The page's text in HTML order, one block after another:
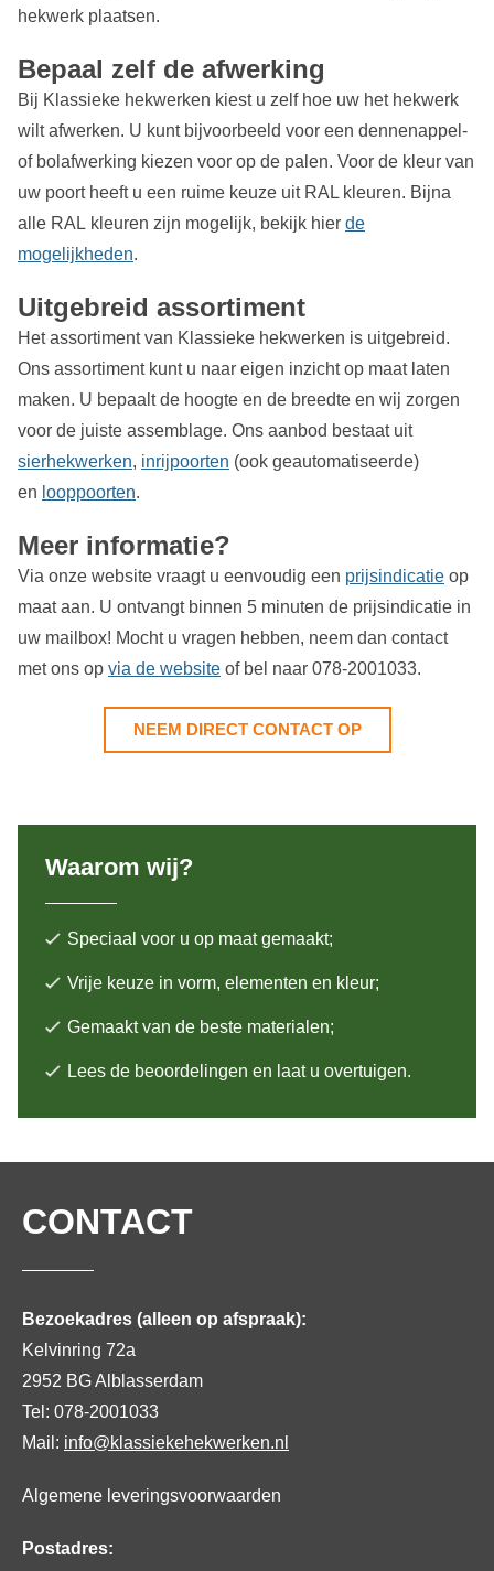
hekwerk plaatsen.
Bepaal zelf de afwerking
Bij Klassieke hekwerken kiest u zelf hoe uw het hekwerk
wilt afwerken. U kunt bijvoorbeeld voor een dennenappel-
of bolafwerking kiezen voor op de palen. Voor de kleur van
uw poort heeft u een ruime keuze uit RAL kleuren. Bijna
alle RAL kleuren zijn mogelijk, bekijk hier de
mogelijkheden.
Uitgebreid assortiment
Het assortiment van Klassieke hekwerken is uitgebreid.
Ons assortiment kunt u naar eigen inzicht op maat laten
maken. U bepaalt de hoogte en de breedte en wij zorgen
voor de juiste assemblage. Ons aanbod bestaat uit
sierhekwerken, inrijpoorten (ook geautomatiseerde)
en looppoorten.
Meer informatie?
Via onze website vraagt u eenvoudig een prijsindicatie op
maat aan. U ontvangt binnen 5 minuten de prijsindicatie in
uw mailbox! Mocht u vragen hebben, neem dan contact
met ons op via de website of bel naar 078-2001033.
NEEM DIRECT CONTACT OP
Waarom wij?
Speciaal voor u op maat gemaakt;
Vrije keuze in vorm, elementen en kleur;
Gemaakt van de beste materialen;
Lees de beoordelingen en laat u overtuigen.
CONTACT
Bezoekadres (alleen op afspraak):
Kelvinring 72a
2952 BG Alblasserdam
Tel: 078-2001033
Mail: info@klassiekehekwerken.nl
Algemene leveringsvoorwaarden
Postadres: